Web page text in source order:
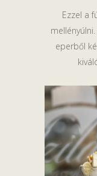
Ezzel a
eperből